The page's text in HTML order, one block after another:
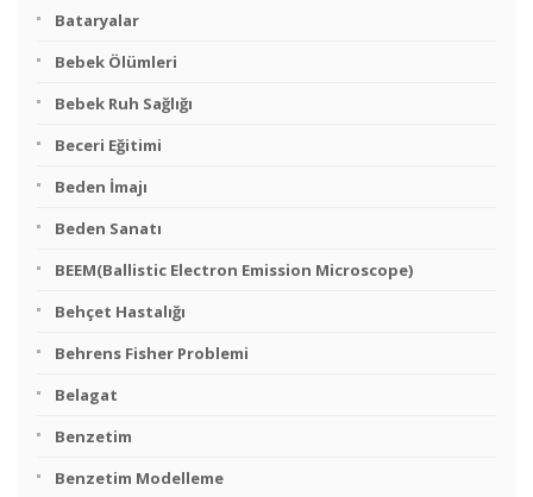
Bataryalar
Bebek Ölümleri
Bebek Ruh Sağlığı
Beceri Eğitimi
Beden İmajı
Beden Sanatı
BEEM(Ballistic Electron Emission Microscope)
Behçet Hastalığı
Behrens Fisher Problemi
Belagat
Benzetim
Benzetim Modelleme